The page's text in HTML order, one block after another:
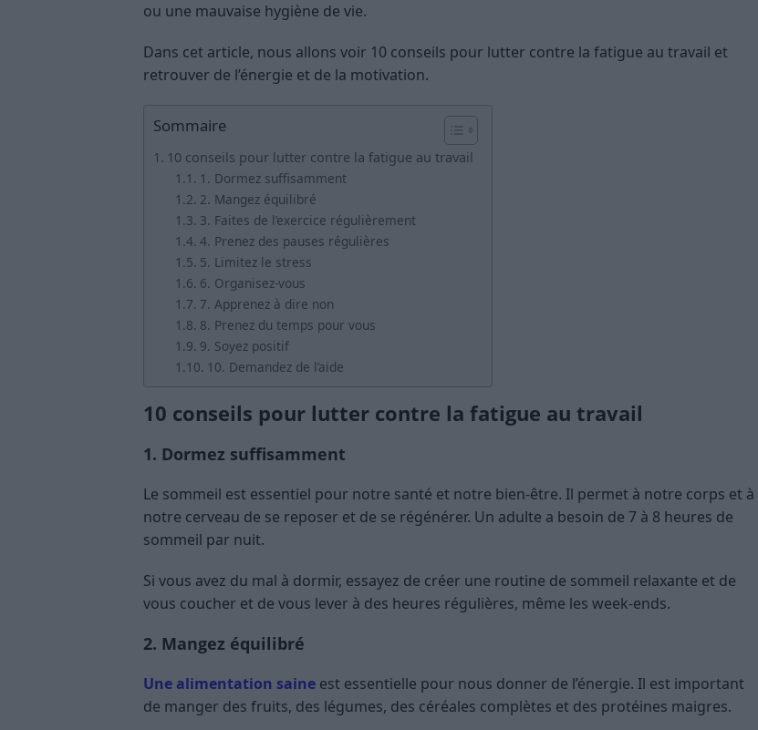
ou une mauvaise hygiène de vie.
Dans cet article, nous allons voir 10 conseils pour lutter contre la fatigue au travail et
retrouver de l’énergie et de la motivation.
Sommaire
10 conseils pour lutter contre la fatigue au travail
1. Dormez suffisamment
2. Mangez équilibré
3. Faites de l’exercice régulièrement
4. Prenez des pauses régulières
5. Limitez le stress
6. Organisez-vous
7. Apprenez à dire non
8. Prenez du temps pour vous
9. Soyez positif
10. Demandez de l’aide
10 conseils pour lutter contre la fatigue au travail
1. Dormez suffisamment
Le sommeil est essentiel pour notre santé et notre bien-être. Il permet à notre corps et à
notre cerveau de se reposer et de se régénérer. Un adulte a besoin de 7 à 8 heures de
sommeil par nuit.
Si vous avez du mal à dormir, essayez de créer une routine de sommeil relaxante et de
vous coucher et de vous lever à des heures régulières, même les week-ends.
2. Mangez équilibré
Une alimentation saine est essentielle pour nous donner de l’énergie. Il est important
de manger des fruits, des légumes, des céréales complètes et des protéines maigres.